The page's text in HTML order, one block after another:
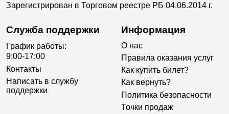
Зарегистрирован в Торговом реестре РБ 04.06.2014 г.
Служба поддержки
График работы:
9:00-17:00
Контакты
Написать в службу
поддержки
Информация
О нас
Правила оказания услуг
Как купить билет?
Как вернуть?
Политика безопасности
Точки продаж